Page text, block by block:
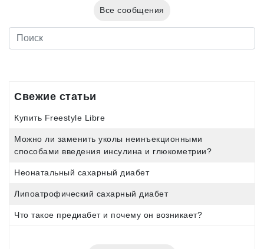
Все сообщения
Свежие статьи
Купить Freestyle Libre
Можно ли заменить уколы неинъекционными
способами введения инсулина и глюкометрии?
Неонатальный сахарный диабет
Липоатрофический сахарный диабет
Что такое предиабет и почему он возникает?